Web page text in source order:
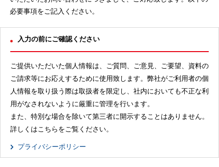
必要事項をご記入ください。
入力の前にご確認ください
ご提供いただいた個人情報は、ご質問、ご意見、ご要望、資料の
ご請求等にお応えするために使用致します。弊社がご利用者の個
人情報を取り扱う際は取扱者を限定し、社内においても不正な利
用がなされないように厳重に管理を行います。
また、特別な場合を除いて第三者に開示することはありません。
詳しくはこちらをご覧ください。
プライバシーポリシー